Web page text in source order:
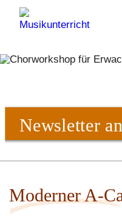
Newsletter
Moderner A-